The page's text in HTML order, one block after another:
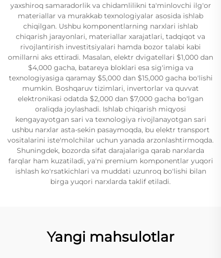
yaxshiroq samaradorlik va chidamlilikni ta'minlovchi ilg'or
materiallar va murakkab texnologiyalar asosida ishlab
chiqilgan. Ushbu komponentlarning narxlari ishlab
chiqarish jarayonlari, materiallar xarajatlari, tadqiqot va
rivojlantirish investitsiyalari hamda bozor talabi kabi
omillarni aks ettiradi. Masalan, elektr dvigatellari $1,000 dan
$4,000 gacha, batareya bloklari esa sig'imiga va
texnologiyasiga qaramay $5,000 dan $15,000 gacha bo'lishi
mumkin. Boshqaruv tizimlari, invertorlar va quvvat
elektronikasi odatda $2,000 dan $7,000 gacha bo'lgan
oraliqda joylashadi. Ishlab chiqarish miqyosi
kengayayotgan sari va texnologiya rivojlanayotgan sari
ushbu narxlar asta-sekin pasaymoqda, bu elektr transport
vositalarini iste'molchilar uchun yanada arzonlashtirmoqda.
Shuningdek, bozorda sifat darajalariga qarab narxlarda
farqlar ham kuzatiladi, ya'ni premium komponentlar yuqori
ishlash ko'rsatkichlari va muddati uzunroq bo'lishi bilan
birga yuqori narxlarda taklif etiladi.
Yangi mahsulotlar